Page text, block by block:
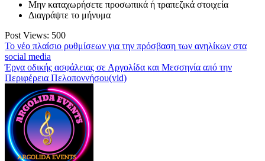
Μην καταχωρήσετε προσωπικά ή τραπεζικά στοιχεία
Διαγράψτε το μήνυμα
Post Views: 500
Πλοήγηση
άρθρων
Το νέο πλαίσιο ρυθμίσεων για την πρόσβαση των ανηλίκων στα
social media
Έργα οδικής ασφάλειας σε Αργολίδα και Μεσσηνία από την
Περιφέρεια Πελοποννήσου(vid)